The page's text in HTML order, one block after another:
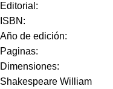
Editorial:
ISBN:
Año de edición:
Paginas:
Dimensiones:
Shakespeare William